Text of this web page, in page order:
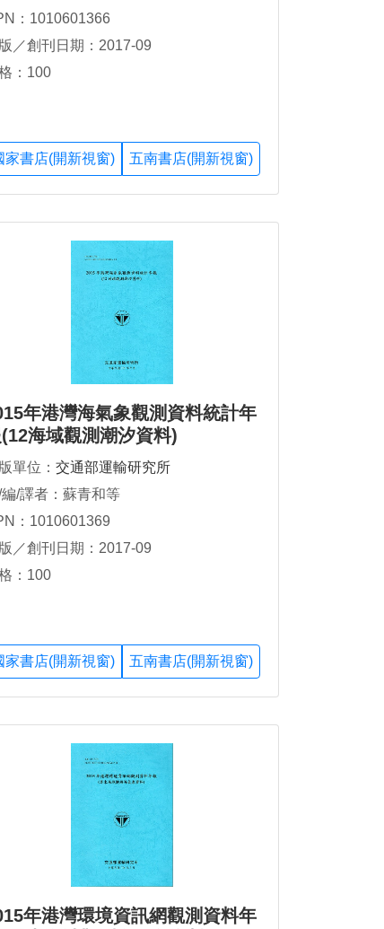
：1010601366
／創刊日期：2017-09
：100
家書店(開新視窗) 五南書店(開新視窗)
年港灣海氣象觀測資料統計年
海域觀測潮汐資料)
單位： 交通部運輸研究所
/譯者：蘇青和等
：1010601369
／創刊日期：2017-09
：100
家書店(開新視窗) 五南書店(開新視窗)
年港灣環境資訊網觀測資料年